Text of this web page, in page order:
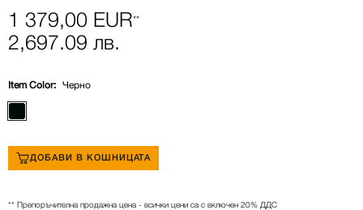
1 379,00 EUR**
2,697.09 лв.
Item Color: Черно
ДОБАВИ В КОШНИЦАТА
** Препоръчителна продажна цена - всички цени са с включен 20% ДДС